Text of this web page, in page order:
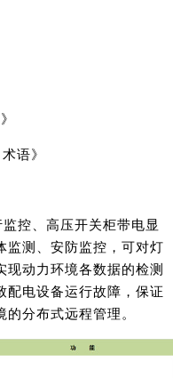
语》
控、高压开关柜带电显
监测、安防监控，可对灯
动力环境各数据的检测
配电设备运行故障，保证
分布式远程管理。